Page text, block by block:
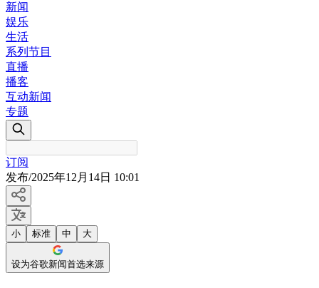
新闻
娱乐
生活
系列节目
直播
播客
互动新闻
专题
订阅
发布/2025年12月14日 10:01
小 标准 中 大
设为谷歌新闻首选来源